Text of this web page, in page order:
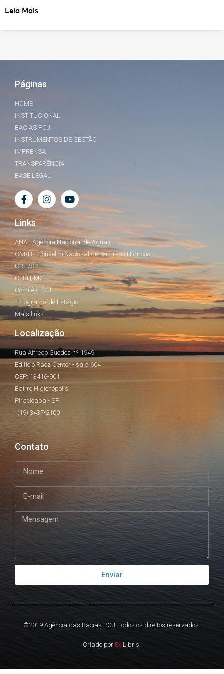
Leia Mais
Páginas
HOME
INSTITUCIONAL
BACIAS PCJ
INSTRUMENTOS DE GESTÃO
IMPRENSA
TRANSPARÊNCIA
BASE LEGAL
Links
ANA - Agência Nacional de Águas
CNRH - Conselho Nacional de Recursos Hídricos
CRH/SP
CERH/MG
Comitês PCJ
Programa de Estágio
Mais links...
Localização
Rua Alfredo Guedes nº 1949
Edifício Racz Center - sala 604
CEP: 13416-901
Bairro Higienópolis
Piracicaba - SP
(19) 3437-2100
Contato
Enviar
©2019 Agência das Bacias PCJ. Todos os direitos reservados.
Criado por Ex Libris.